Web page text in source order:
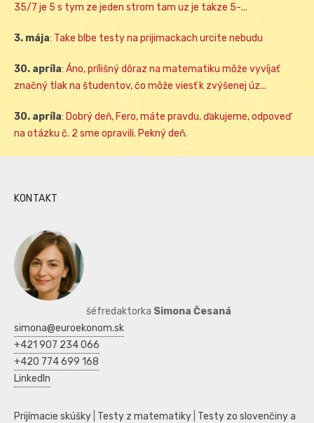
35/7 je 5 s tym ze jeden strom tam uz je takze 5-...
3. mája: Take blbe testy na prijimackach urcite nebudu
30. apríla: Áno, prílišný dôraz na matematiku môže vyvíjať
značný tlak na študentov, čo môže viesť k zvýšenej úz...
30. apríla: Dobrý deň, Fero, máte pravdu, ďakujeme, odpoveď
na otázku č. 2 sme opravili. Pekný deň.
KONTAKT
šéfredaktorka Simona Česaná
simona@euroekonom.sk
+421 907 234 066
+420 774 699 168
LinkedIn
Prijímacie skúšky Testy z matematiky Testy zo slovenčiny a